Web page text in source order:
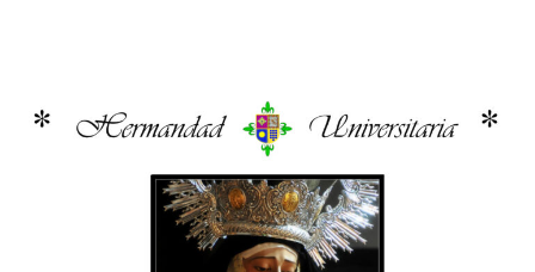
de
entradas